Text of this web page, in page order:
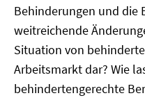
Behinderungen und die
weitreichende
Situation von
Arbeitsmarkt dar? Wie
behindertengerechte